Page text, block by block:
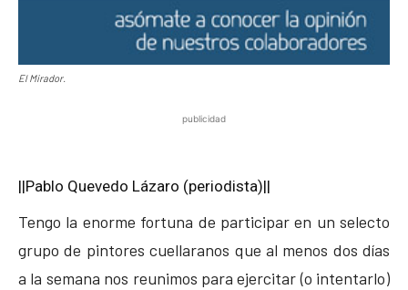
El Mirador.
publicidad
||Pablo Quevedo Lázaro (periodista)||
Tengo la enorme fortuna de participar en un selecto
grupo de pintores cuellaranos que al menos dos días
a la semana nos reunimos para ejercitar (o intentarlo)